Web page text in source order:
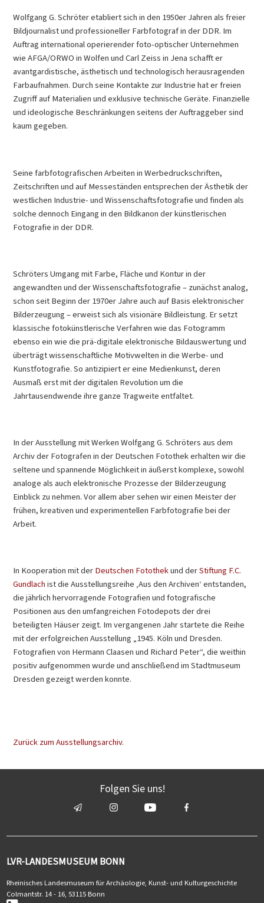
Wolfgang G. Schröter etabliert sich in den 1950er Jahren als freier
Bildjournalist und professioneller Farbfotograf in der DDR. Im
Auftrag international operierender foto-optischer Unternehmen
wie AFGA/ORWO in Wolfen und Carl Zeiss in Jena schafft er
avantgardistische, ästhetisch und technologisch herausragenden
Farbaufnahmen. Durch seine Kontakte zur Industrie hat er freien
Zugriff auf Materialien und exklusive technische Geräte. Finanzielle
und ideologische Beschränkungen seitens der Auftraggeber sind
kaum gegeben.
Seine farbfotografischen Arbeiten in Werbedruckschriften,
Zeitschriften und auf Messeständen entsprechen der Ästhetik der
westlichen Industrie- und Wissenschaftsfotografie und finden als
solche dennoch Eingang in den Bildkanon der künstlerischen
Fotografie in der DDR.
Schröters Umgang mit Farbe, Fläche und Kontur in der
angewandten und der Wissenschaftsfotografie – zunächst analog,
schon seit Beginn der 1970er Jahre auch auf Basis elektronischer
Bilderzeugung – erweist sich als visionäre Bildleistung. Er setzt
klassische fotokünstlerische Verfahren wie das Fotogramm
ebenso ein wie die prä-digitale elektronische Bildauswertung und
überträgt wissenschaftliche Motivwelten in die Werbe- und
Kunstfotografie. So antizipiert er eine Medienkunst, deren
Ausmaß erst mit der digitalen Revolution um die
Jahrtausendwende ihre ganze Tragweite entfaltet.
In der Ausstellung mit Werken Wolfgang G. Schröters aus dem
Archiv der Fotografen in der Deutschen Fotothek erhalten wir die
seltene und spannende Möglichkeit in äußerst komplexe, sowohl
analoge als auch elektronische Prozesse der Bilderzeugung
Einblick zu nehmen. Vor allem aber sehen wir einen Meister der
frühen, kreativen und experimentellen Farbfotografie bei der
Arbeit.
In Kooperation mit der Deutschen Fotothekund derStiftung F.C.
Gundlachist die Ausstellungsreihe ‚Aus den Archiven‘ entstanden,
die jährlich hervorragende Fotografien und fotografische
Positionen aus den umfangreichen Fotodepots der drei
beteiligten Häuser zeigt. Im vergangenen Jahr startete die Reihe
mit der erfolgreichen Ausstellung „1945. Köln und Dresden.
Fotografien von Hermann Claasen und Richard Peter“, die weithin
positiv aufgenommen wurde und anschließend im Stadtmuseum
Dresden gezeigt werden konnte.
Zurück zum Ausstellungsarchiv.
Folgen Sie uns!
LVR-LANDESMUSEUM BONN
Rheinisches Landesmuseum für Archäologie, Kunst- und Kulturgeschichte
Colmantstr. 14 - 16, 53115 Bonn